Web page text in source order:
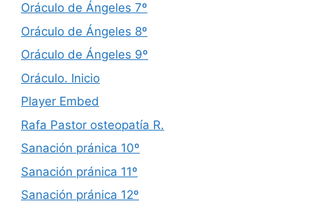
Oráculo de Ángeles 7º
Oráculo de Ángeles 8º
Oráculo de Ángeles 9º
Oráculo. Inicio
Player Embed
Rafa Pastor osteopatía R.
Sanación pránica 10º
Sanación pránica 11º
Sanación pránica 12º